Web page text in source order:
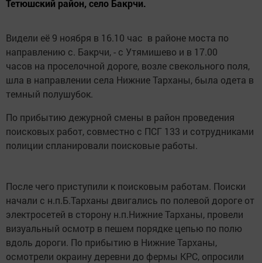
Тетюшский район, село Бакрчи.
Видели её 9 ноября в 16.10 час в районе моста по
направлению с. Бакрчи, - с Утямишево и в 17.00
часов на проселочной дороге, возле свекольного поля,
шла в направлении села Нижние Тарханы, была одета в
темный полушубок.
По прибытию дежурной смены в район проведения
поисковых работ, совместно с ПСГ 133 и сотрудниками
полиции спланировали поисковые работы.
После чего приступили к поисковым работам. Поиски
начали с н.п.Б.Тарханы двигались по полевой дороге от
электросетей в сторону н.п.Нижние Тарханы, провели
визуальный осмотр в пешем порядке цепью по полю
вдоль дороги. По прибытию в Нижние Тарханы,
осмотрели окраину деревни до фермы КРС, опросили